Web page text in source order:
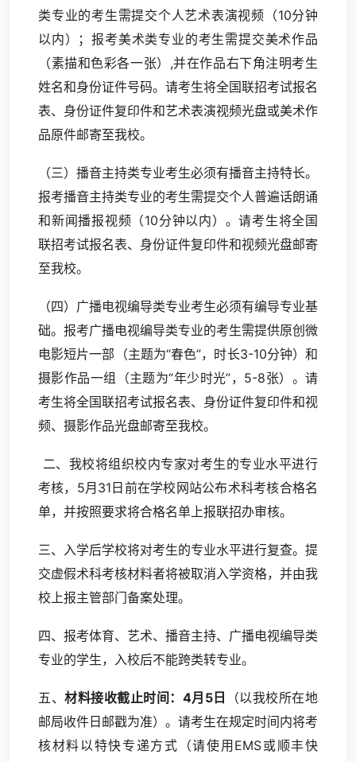
类专业的考生需提交个人艺术表演视频（10分钟
以内）；报考美术类专业的考生需提交美术作品
（素描和色彩各一张）,并在作品右下角注明考生
姓名和身份证件号码。请考生将全国联招考试报名
表、身份证件复印件和艺术表演视频光盘或美术作
品原件邮寄至我校。
（三）播音主持类专业考生必须有播音主持特长。
报考播音主持类专业的考生需提交个人普遍话朗诵
和新闻播报视频（10分钟以内）。请考生将全国
联招考试报名表、身份证件复印件和视频光盘邮寄
至我校。
（四）广播电视编导类专业考生必须有编导专业基
础。报考广播电视编导类专业的考生需提供原创微
电影短片一部（主题为“春色”，时长3-10分钟）和
摄影作品一组（主题为“年少时光”，5-8张）。请
考生将全国联招考试报名表、身份证件复印件和视
频、摄影作品光盘邮寄至我校。
二、我校将组织校内专家对考生的专业水平进行
考核，5月31日前在学校网站公布术科考核合格名
单，并按照要求将合格名单上报联招办审核。
三、入学后学校将对考生的专业水平进行复查。提
交虚假术科考核材料者将被取消入学资格，并由我
校上报主管部门备案处理。
四、报考体育、艺术、播音主持、广播电视编导类
专业的学生，入校后不能跨类转专业。
五、材料接收截止时间：4月5日
（以我校所在地
邮局收件日邮戳为准）。请考生在规定时间内将考
核材料以特快专递方式（请使用EMS或顺丰快